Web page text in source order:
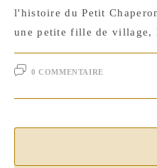
l'histoire du Petit
une petite fille de
0 COMMENTAIRE